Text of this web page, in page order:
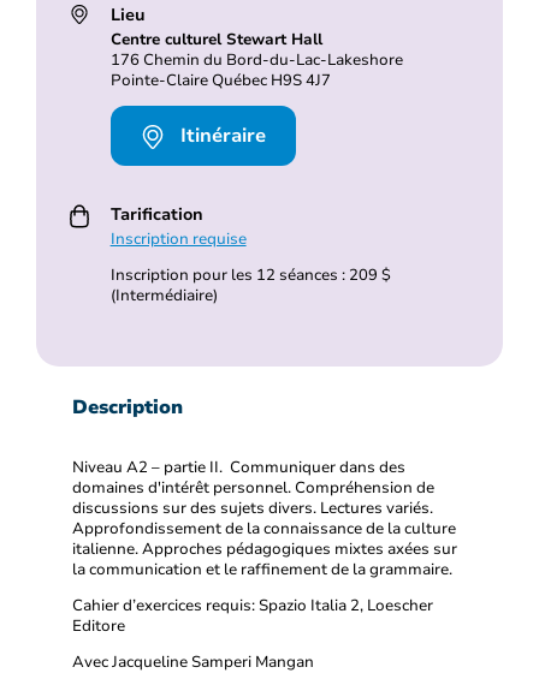
Lieu
Centre culturel Stewart Hall
176 Chemin du Bord-du-Lac-Lakeshore
Pointe-Claire Québec H9S 4J7
Itinéraire
Tarification
Inscription requise
Inscription pour les 12 séances : 209 $
(Intermédiaire)
Description
Niveau A2 – partie II. Communiquer dans des
domaines d'intérêt personnel. Compréhension de
discussions sur des sujets divers. Lectures variés.
Approfondissement de la connaissance de la culture
italienne. Approches pédagogiques mixtes axées sur
la communication et le raffinement de la grammaire.
Cahier d’exercices requis: Spazio Italia 2, Loescher
Editore
Avec Jacqueline Samperi Mangan